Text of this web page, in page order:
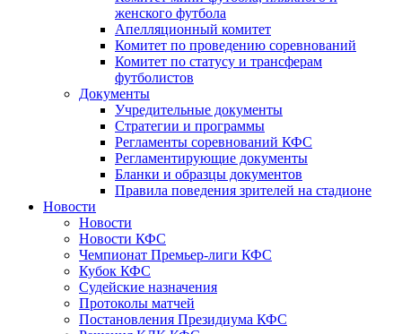
женского футбола
Апелляционный комитет
Комитет по проведению соревнований
Комитет по статусу и трансферам
футболистов
Документы
Учредительные документы
Стратегии и программы
Регламенты соревнований КФС
Регламентирующие документы
Бланки и образцы документов
Правила поведения зрителей на стадионе
Новости
Новости
Новости КФС
Чемпионат Премьер-лиги КФС
Кубок КФС
Судейские назначения
Протоколы матчей
Постановления Президиума КФС